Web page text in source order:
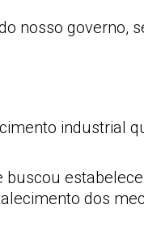
nosso governo,
industrial
buscou
dos